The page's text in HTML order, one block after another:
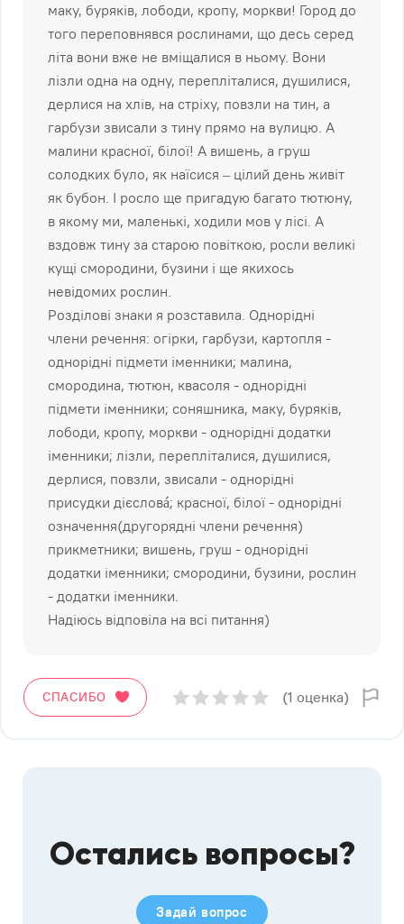
маку, буряків, лободи, кропу, моркви! Город до
того переповнявся рослинами, що десь серед
літа вони вже не вміщалися в ньому. Вони
лізли одна на одну, перепліталися, душилися,
дерлися на хлів, на стріху, повзли на тин, а
гарбузи звисали з тину прямо на вулицю. А
малини красної, білої! А вишень, а груш
солодких було, як наїсися – цілий день живіт
як бубон. І росло ще пригадую багато тютюну,
в якому ми, маленькі, ходили мов у лісі. А
вздовж тину за старою повіткою, росли великі
кущі смородини, бузини і ще якихось
невідомих рослин.
Розділові знаки я розставила. Однорідні
члени речення: огірки, гарбузи, картопля -
однорідні підмети іменники; малина,
смородина, тютюн, квасоля - однорідні
підмети іменники; соняшника, маку, буряків,
лободи, кропу, моркви - однорідні додатки
іменники; лізли, перепліталися, душилися,
дерлися, повзли, звисали - однорідні
присудки дієсловá; красної, білої - однорідні
означення(другорядні члени речення)
прикметники; вишень, груш - однорідні
додатки іменники; смородини, бузини, рослин
- додатки іменники.
Надіюсь відповіла на всі питання)
СПАСИБО (1 оценка)
Остались вопросы?
Задай вопрос